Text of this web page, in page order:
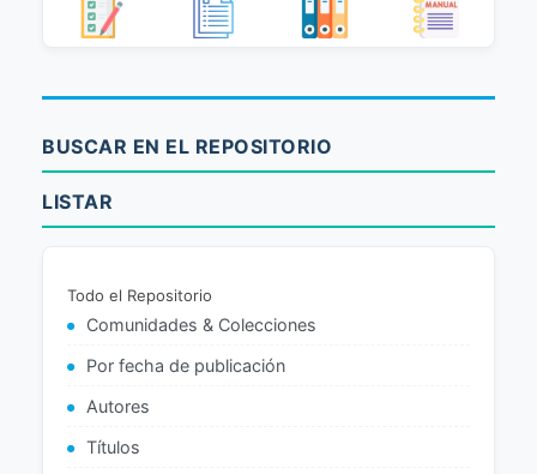
BUSCAR EN EL REPOSITORIO
LISTAR
Todo el Repositorio
Comunidades & Colecciones
Por fecha de publicación
Autores
Títulos